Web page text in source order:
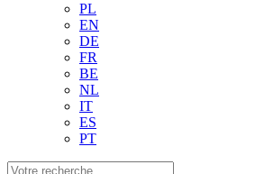
PL
EN
DE
FR
BE
NL
IT
ES
PT